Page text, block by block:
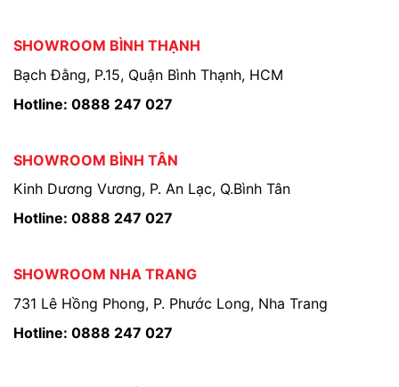
SHOWROOM BÌNH THẠNH
Bạch Đằng, P.15, Quận Bình Thạnh, HCM
Hotline: 0888 247 027
SHOWROOM BÌNH TÂN
Kinh Dương Vương, P. An Lạc, Q.Bình Tân
Hotline: 0888 247 027
SHOWROOM NHA TRANG
731 Lê Hồng Phong, P. Phước Long, Nha Trang
Hotline: 0888 247 027